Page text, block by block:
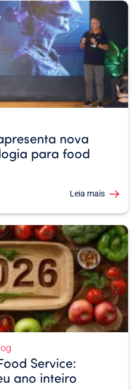
nova
para food
Leia mais
Service:
ano inteiro